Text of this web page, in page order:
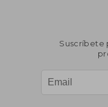
Suscríbete